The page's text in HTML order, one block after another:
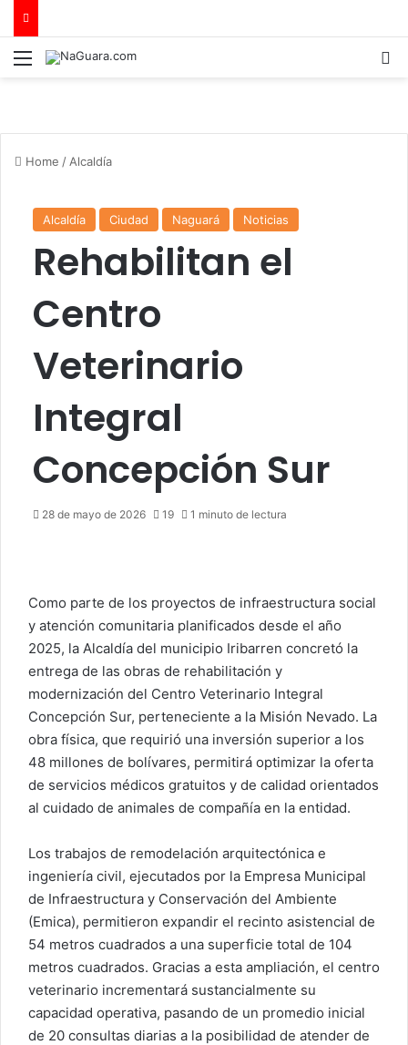
Menu
Home / Alcaldía
Alcaldía Ciudad Naguará Noticias
Rehabilitan el
Centro
Veterinario
Integral
Concepción Sur
28 de mayo de 2026 19 1 minuto de lectura
Como parte de los proyectos de infraestructura social
y atención comunitaria planificados desde el año
2025, la Alcaldía del municipio Iribarren concretó la
entrega de las obras de rehabilitación y
modernización del Centro Veterinario Integral
Concepción Sur, perteneciente a la Misión Nevado. La
obra física, que requirió una inversión superior a los
48 millones de bolívares, permitirá optimizar la oferta
de servicios médicos gratuitos y de calidad orientados
al cuidado de animales de compañía en la entidad.
Los trabajos de remodelación arquitectónica e
ingeniería civil, ejecutados por la Empresa Municipal
de Infraestructura y Conservación del Ambiente
(Emica), permitieron expandir el recinto asistencial de
54 metros cuadrados a una superficie total de 104
metros cuadrados. Gracias a esta ampliación, el centro
veterinario incrementará sustancialmente su
capacidad operativa, pasando de un promedio inicial
de 20 consultas diarias a la posibilidad de atender de